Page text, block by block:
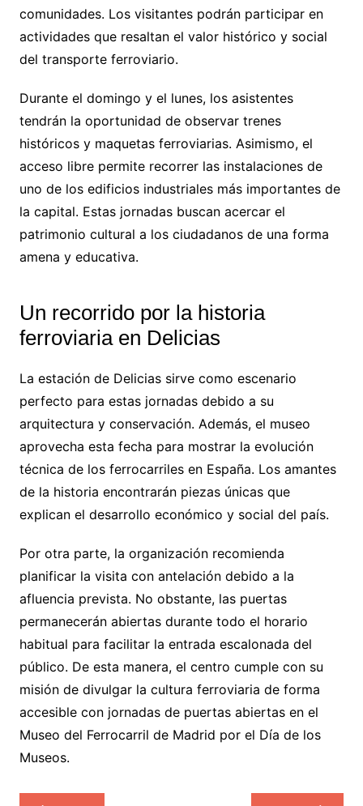
comunidades. Los visitantes podrán participar en
actividades que resaltan el valor histórico y social
del transporte ferroviario.
Durante el domingo y el lunes, los asistentes
tendrán la oportunidad de observar trenes
históricos y maquetas ferroviarias. Asimismo, el
acceso libre permite recorrer las instalaciones de
uno de los edificios industriales más importantes de
la capital. Estas jornadas buscan acercar el
patrimonio cultural a los ciudadanos de una forma
amena y educativa.
Un recorrido por la historia
ferroviaria en Delicias
La estación de Delicias sirve como escenario
perfecto para estas jornadas debido a su
arquitectura y conservación. Además, el museo
aprovecha esta fecha para mostrar la evolución
técnica de los ferrocarriles en España. Los amantes
de la historia encontrarán piezas únicas que
explican el desarrollo económico y social del país.
Por otra parte, la organización recomienda
planificar la visita con antelación debido a la
afluencia prevista. No obstante, las puertas
permanecerán abiertas durante todo el horario
habitual para facilitar la entrada escalonada del
público. De esta manera, el centro cumple con su
misión de divulgar la cultura ferroviaria de forma
accesible con jornadas de puertas abiertas en el
Museo del Ferrocarril de Madrid por el Día de los
Museos.